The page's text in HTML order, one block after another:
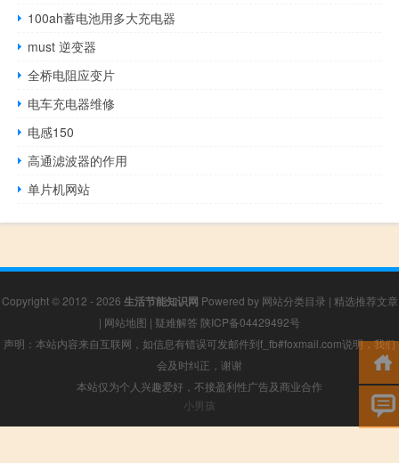
100ah蓄电池用多大充电器
must 逆变器
全桥电阻应变片
电车充电器维修
电感150
高通滤波器的作用
单片机网站
Copyright © 2012 - 2026 生活节能知识网 Powered by 网站分类目录 | 精选推荐文章
| 网站地图 | 疑难解答 陕ICP备04429492号
声明：本站内容来自互联网，如信息有错误可发邮件到f_fb#foxmail.com说明，我们
会及时纠正，谢谢
本站仅为个人兴趣爱好，不接盈利性广告及商业合作
小男孩